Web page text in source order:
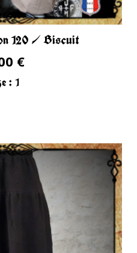
120 / Biscuit
€
: 1